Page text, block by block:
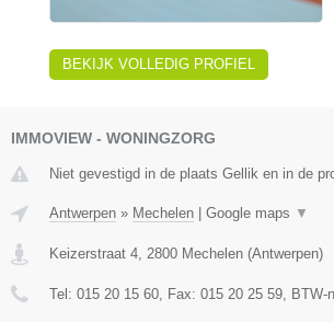
BEKIJK VOLLEDIG PROFIEL
IMMOVIEW - WONINGZORG
Niet gevestigd in de plaats Gellik en in de
Antwerpen » Mechelen | Google maps ▼
Keizerstraat 4 2800 Mechelen (Antwerpen)
Tel: 015 20 15 60 , Fax: 015 20 25 59 , BTW-